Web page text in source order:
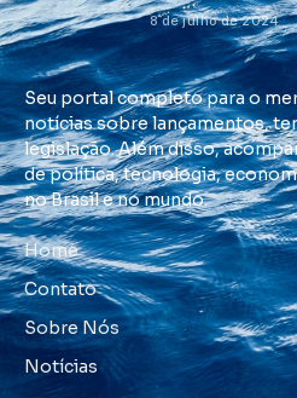
8 de julho de 2024
Seu portal completo para o
notícias sobre lançamentos,
legislação. Além disso,
de política, tecnologia,
no Brasil e no mundo.
Home
Contato
Sobre Nós
Notícias